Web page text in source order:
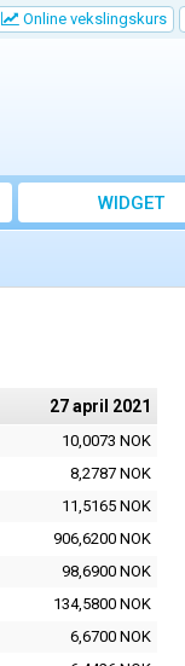
Online vekslingskurs
WIDGET
27 april 2021
10,0073 NOK
8,2787 NOK
11,5165 NOK
906,6200 NOK
98,6900 NOK
134,5800 NOK
6,6700 NOK